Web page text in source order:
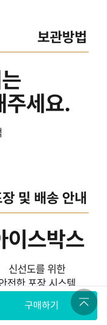
구매하기